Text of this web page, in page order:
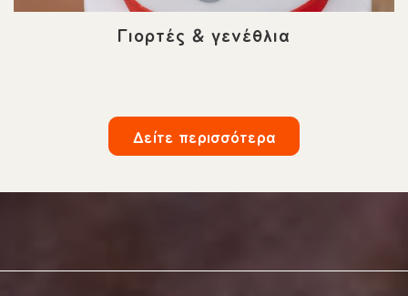
Γιορτές & γενέθλια
Δείτε περισσότερα